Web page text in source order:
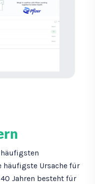
Ursache für
Jahren besteht für